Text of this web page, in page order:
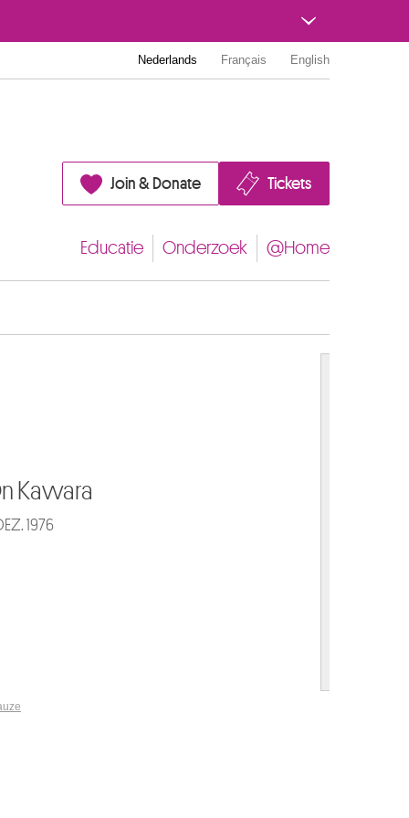
Nederlands Français English
Join & Donate Tickets
Educatie Onderzoek @Home
I Quellinus
heilige Petrus